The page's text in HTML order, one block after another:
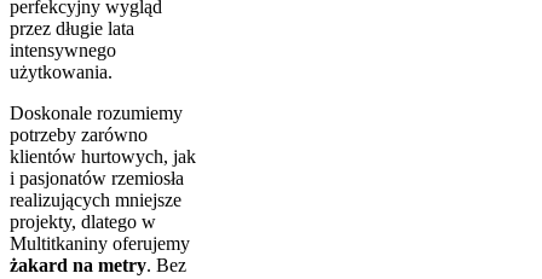
perfekcyjny wygląd
przez długie lata
intensywnego
użytkowania.
Doskonale rozumiemy
potrzeby zarówno
klientów hurtowych, jak
i pasjonatów rzemiosła
realizujących mniejsze
projekty, dlatego w
Multitkaniny oferujemy
żakard na metry. Bez